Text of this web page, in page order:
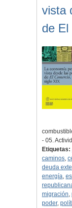
vista
de El
- 05.
Etiquetas:
caminos,
deuda
energía,
migración,
poder,